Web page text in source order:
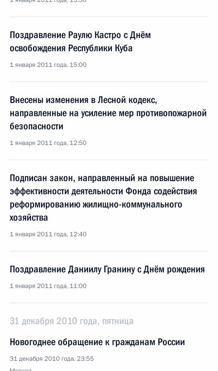
Поздравление Раулю Кастро с Днём
освобождения Республики Куба
1 января 2011 года, 15:00
Внесены изменения в Лесной кодекс,
направленные на усиление мер противопожарной
безопасности
1 января 2011 года, 12:50
Подписан закон, направленный на повышение
эффективности деятельности Фонда содействия
реформированию жилищно-коммунального
хозяйства
1 января 2011 года, 12:40
Поздравление Даниилу Гранину с Днём рождения
1 января 2011 года, 11:00
31 декабря 2010 года, пятница
Новогоднее обращение к гражданам России
31 декабря 2010 года, 23:55